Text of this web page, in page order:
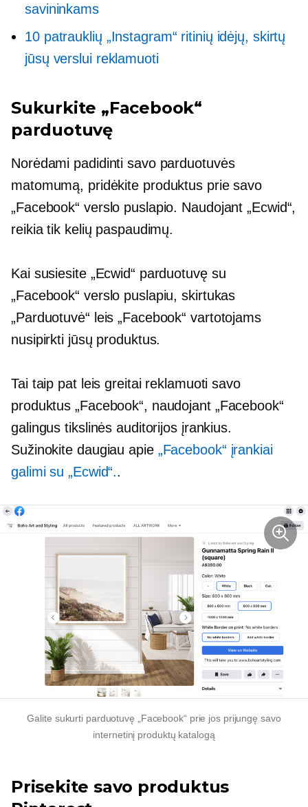
savininkams
10 patrauklių „Instagram“ ritinių idėjų, skirtų
jūsų verslui reklamuoti
Sukurkite „Facebook“
parduotuvę
Norėdami padidinti savo parduotuvės
matomumą, pridėkite produktus prie savo
„Facebook“ verslo puslapio. Naudojant „Ecwid“,
reikia tik kelių paspaudimų.
Kai susiesite „Ecwid“ parduotuvę su
„Facebook“ verslo puslapiu, skirtukas
„Parduotuvė“ leis „Facebook“ vartotojams
nusipirkti jūsų produktus.
Tai taip pat leis greitai reklamuoti savo
produktus „Facebook“, naudojant „Facebook“
galingus tikslinės auditorijos įrankius.
Sužinokite daugiau apie „Facebook“ įrankiai
galimi su „Ecwid“..
Galite sukurti parduotuvę „Facebook“ prie jos prijungę savo
internetinį produktų katalogą
Prisekite savo produktus